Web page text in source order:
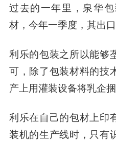
过去的一年里，泉华
材，今年一季度，其出
利乐的包装之所以能够
可，除了包装材料的技
产上用灌装设备将乳企捆
利乐在自己的包材上印
装机的生产线时，只有